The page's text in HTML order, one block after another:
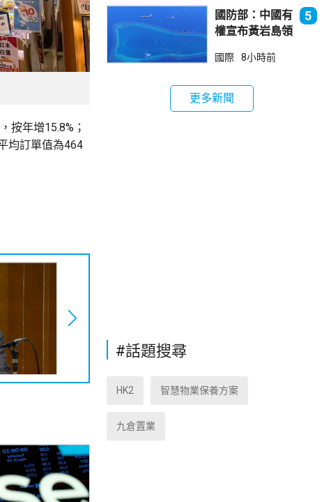
按年增15.8%；
均訂單值為464
國防部：中國有
權宣布黃岩島領
犯主權
5
國際 8小時前
更多新聞
#話題搜尋
HK2 智慧物業保養方案
九倉置業